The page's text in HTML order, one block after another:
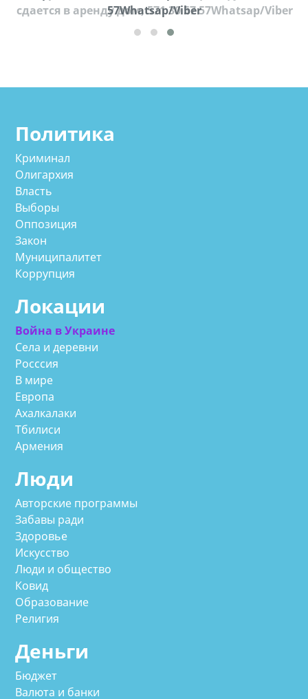
cдается в аренду дом, 571 30 57 57Whatsap/Viber
57Whatsap/Viber
Политика
Криминал
Олигархия
Власть
Выборы
Оппозиция
Закон
Муниципалитет
Коррупция
Локации
Война в Украине
Села и деревни
Росссия
В мире
Европа
Ахалкалаки
Тбилиси
Армения
Люди
Авторские программы
Забавы ради
Здоровье
Искусство
Люди и общество
Ковид
Образование
Религия
Деньги
Бюджет
Валюта и банки